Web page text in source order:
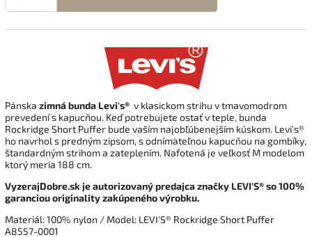
Pánska zimná bunda Levi's® v klasickom strihu v tmavomodrom
prevedení s kapucňou. Keď potrebujete ostať v teple, bunda
Rockridge Short Puffer bude vaším najobľúbenejším kúskom. Levi's®
ho navrhol s predným zipsom, s odnímateľnou kapucňou na gombíky,
štandardným strihom a zateplením. Nafotená je veľkosť M modelom
ktorý meria 188 cm.
VyzerajDobre.sk je autorizovaný predajca značky LEVI'S® so 100%
garanciou originality zakúpeného výrobku.
Materiál: 100% nylon / Model: LEVI'S® Rockridge Short Puffer
A8557-0001